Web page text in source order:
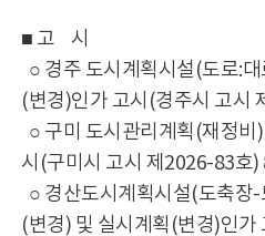
■ 고 시
○ 경주 도시계획시설(도로:
(변경)인가 고시(경주시 고시
○ 구미 도시관리계획(재정비
시(구미시 고시 제2026-83호)
○ 경산도시계획시설(도축장
(변경) 및 실시계획(변경)인